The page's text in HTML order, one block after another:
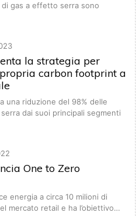
gas a effetto serra sono
la strategia per
carbon footprint a
una riduzione del 98% delle
dai suoi principali segmenti
One to Zero
energia a circa 10 milioni di
mercato retail e ha l’obiettivo…